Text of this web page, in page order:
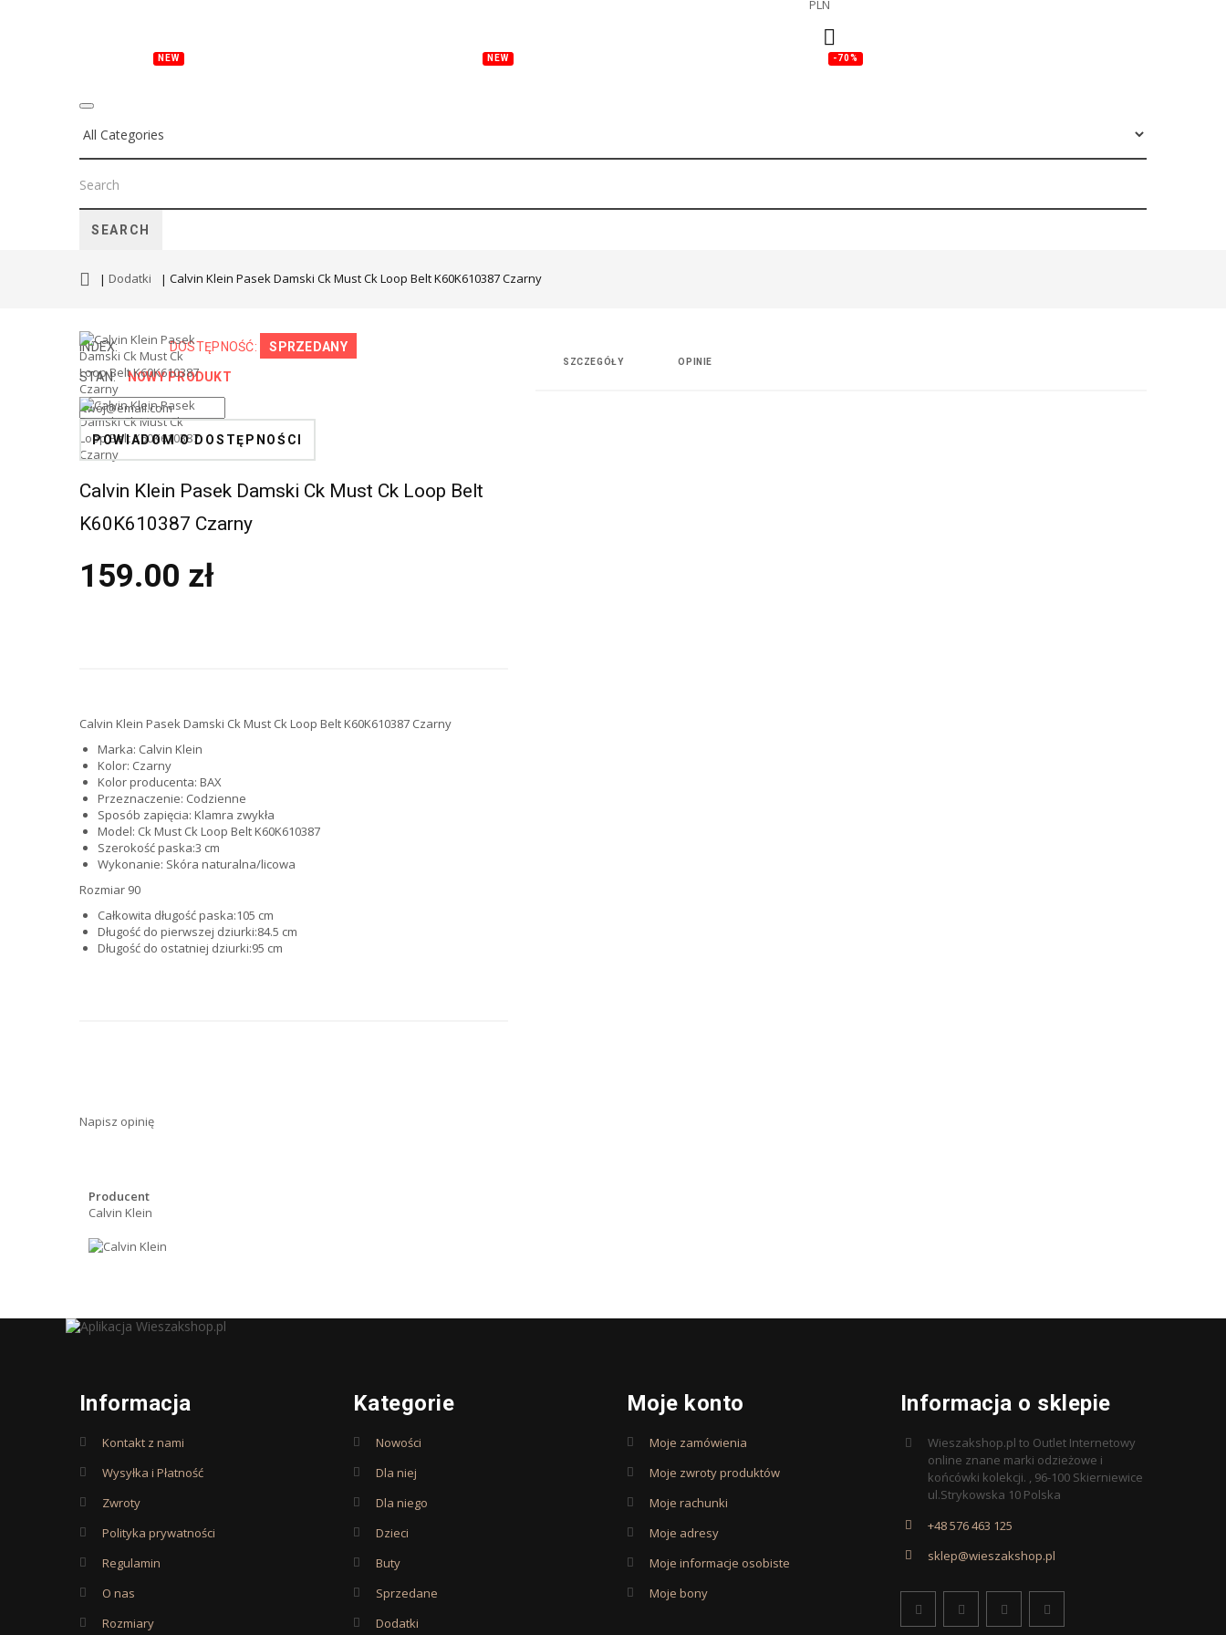
PLN
NEW NEW -70%
SEARCH
Dodatki Calvin Klein Pasek Damski Ck Must Ck Loop Belt K60K610387 Czarny
INDEX: DOSTĘPNOŚĆ: SPRZEDANY
STAN: NOWY PRODUKT
POWIADOM O DOSTĘPNOŚCI
Calvin Klein Pasek Damski Ck Must Ck Loop Belt
K60K610387 Czarny
159.00 zł
Calvin Klein Pasek Damski Ck Must Ck Loop Belt K60K610387 Czarny
Marka: Calvin Klein
Kolor: Czarny
Kolor producenta: BAX
Przeznaczenie: Codzienne
Sposób zapięcia: Klamra zwykła
Model: Ck Must Ck Loop Belt K60K610387
Szerokość paska:3 cm
Wykonanie: Skóra naturalna/licowa
Rozmiar 90
Całkowita długość paska:105 cm
Długość do pierwszej dziurki:84.5 cm
Długość do ostatniej dziurki:95 cm
Napisz opinię
Producent
Calvin Klein
SZCZEGÓŁY OPINIE
Informacja
Kontakt z nami
Wysyłka i Płatność
Zwroty
Polityka prywatności
Regulamin
O nas
Rozmiary
Kategorie
Nowości
Dla niej
Dla niego
Dzieci
Buty
Sprzedane
Dodatki
Moje konto
Moje zamówienia
Moje zwroty produktów
Moje rachunki
Moje adresy
Moje informacje osobiste
Moje bony
Informacja o sklepie
Wieszakshop.pl to Outlet Internetowy
online znane marki odzieżowe i
końcówki kolekcji. , 96-100 Skierniewice
ul.Strykowska 10 Polska
+48 576 463 125
sklep@wieszakshop.pl